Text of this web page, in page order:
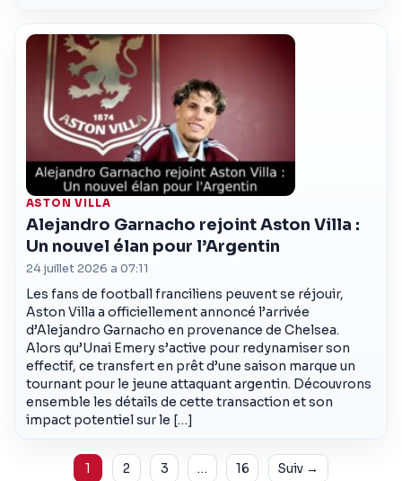
ASTON VILLA
Alejandro Garnacho rejoint Aston Villa :
Un nouvel élan pour l’Argentin
24 juillet 2026 a 07:11
Les fans de football franciliens peuvent se réjouir,
Aston Villa a officiellement annoncé l’arrivée
d’Alejandro Garnacho en provenance de Chelsea.
Alors qu’Unai Emery s’active pour redynamiser son
effectif, ce transfert en prêt d’une saison marque un
tournant pour le jeune attaquant argentin. Découvrons
ensemble les détails de cette transaction et son
impact potentiel sur le […]
Pagination
1 2 3 … 16 Suiv →